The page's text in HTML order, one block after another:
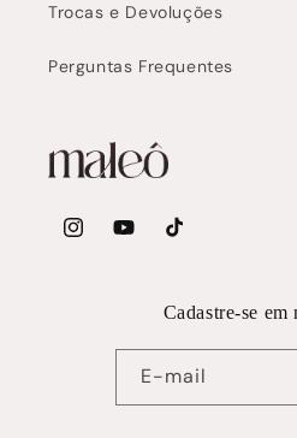
Trocas e Devoluções
Perguntas Frequentes
InstagramYouTubeTikTok
Cadastre-se em
E-mail